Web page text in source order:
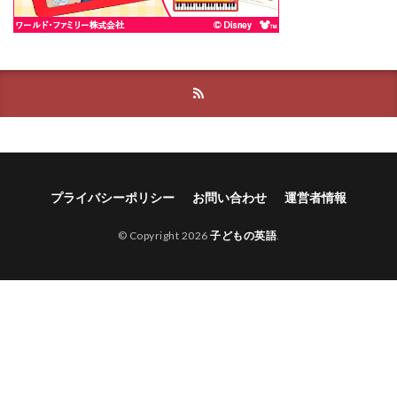
プライバシーポリシー お問い合わせ 運営者情報
© Copyright 2026 子どもの英語